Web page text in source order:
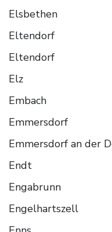
Elsbethen
Eltendorf
Eltendorf
Elz
Embach
Emmersdorf
Emmersdorf an der
Endt
Engabrunn
Engelhartszell